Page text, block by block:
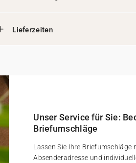
Lieferzeiten
Unser Service für Sie:
Briefumschläge
Lassen Sie Ihre Briefumschläge
Absenderadresse und